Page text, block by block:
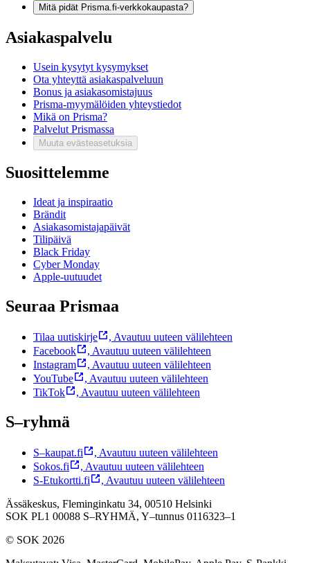
Mitä pidät Prisma.fi-verkkokaupasta?
Asiakaspalvelu
Usein kysytyt kysymykset
Ota yhteyttä asiakaspalveluun
Bonus ja asiakasomistajuus
Prisma-myymälöiden yhteystiedot
Mikä on Prisma?
Palvelut Prismassa
Muuta evästeasetuksia
Suosittelemme
Ideat ja inspiraatio
Brändit
Asiakasomistajapäivät
Tilipäivä
Black Friday
Cyber Monday
Apple-uutuudet
Seuraa Prismaa
Tilaa uutiskirje , Avautuu uuteen välilehteen
Facebook
, Avautuu uuteen välilehteen
Instagram
, Avautuu uuteen välilehteen
YouTube
, Avautuu uuteen välilehteen
TikTok
, Avautuu uuteen välilehteen
S–ryhmä
S–kaupat.fi , Avautuu uuteen välilehteen
Sokos.fi
, Avautuu uuteen välilehteen
S-Etukortti.fi
, Avautuu uuteen välilehteen
Ässäkeskus, Fleminginkatu 34, 00510 Helsinki
SOK PL1 00088 S–RYHMÄ, Y–tunnus 0116323–1
© SOK 2026